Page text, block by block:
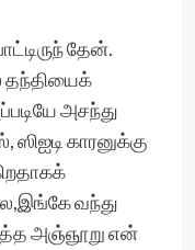
தேன்.
அசந்து
காரனுக்கு
வந்து
அஞ்ஞூறு என்